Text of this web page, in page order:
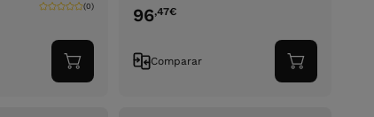
(0)
Adicionar
ao
96,47€
Comparar
Adicionar
ao